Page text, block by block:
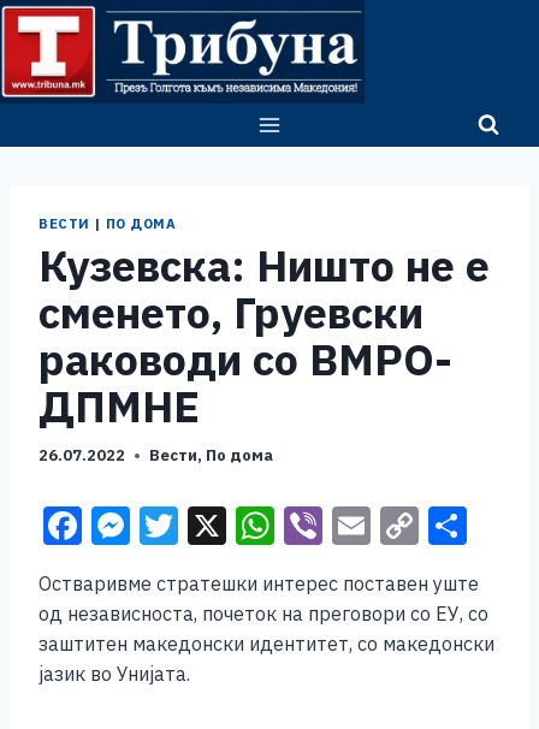
Skip
content
ВЕСТИ | ПО ДОМА
Кузевска: Ништо не е
сменето, Груевски
раководи со ВМРО-
ДПМНЕ
26.07.2022 Вести, По дома
F
c
e
b
M
ss
e
n
T
tt
er
X W
at
s
Vi
er
E
ai
l
C
p
y
ar
e
Остваривме стратешки интерес поставен уште
од независноста, почеток на преговори со ЕУ, со
заштитен македонски идентитет, со македонски
јазик во Унијата.